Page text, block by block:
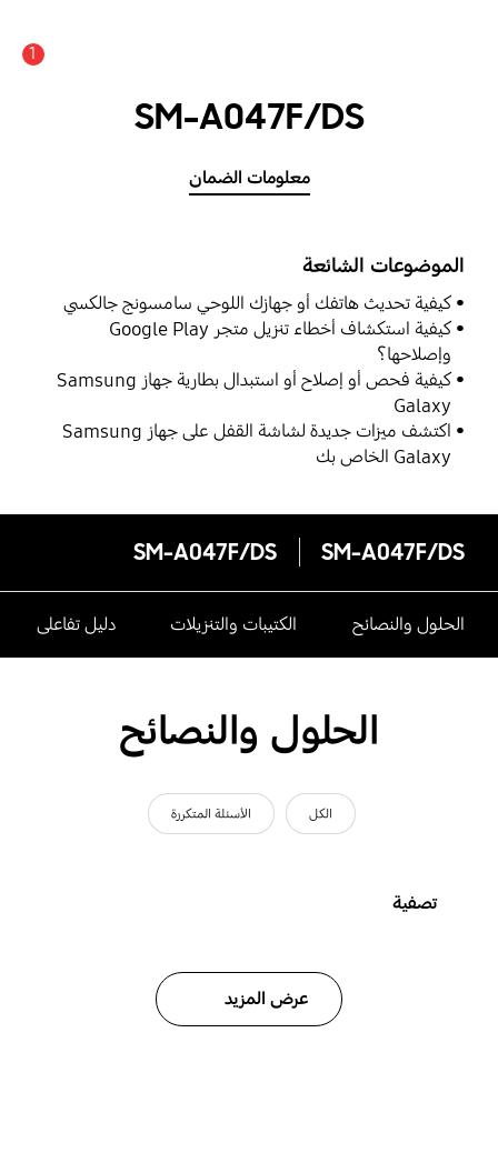
1
SM-A047F/DS
معلومات الضمان
الموضوعات الشائعة
كيفية تحديث هاتفك أو جهازك اللوحي سامسونج جالكسي
كيفية استكشاف أخطاء تنزيل متجر Google Play
وإصلاحها؟
كيفية فحص أو إصلاح أو استبدال بطارية جهاز Samsung
Galaxy
اكتشف ميزات جديدة لشاشة القفل على جهاز Samsung
Galaxy الخاص بك
SM-A047F/DS
SM-A047F/DS
الحلول والنصائح الكتيبات والتنزيلات دليل تفاعلى
الحلول والنصائح
الكل الأسئلة المتكررة
تصفية
عرض المزيد